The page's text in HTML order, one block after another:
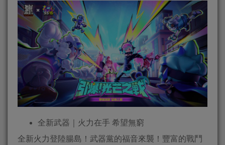
全新武器｜火力在手 希望無窮
全新火力登陸腸島！武器黨的福音來襲！豐富的戰鬥